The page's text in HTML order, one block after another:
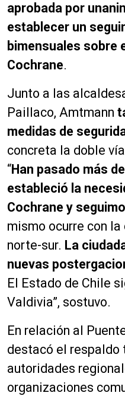
aprobada por
establecer un
bimensuales sobre
Cochrane.
Junto a las
Paillaco, Amtmann
medidas de
concreta la doble
“Han pasado más
estableció la
Cochrane y
mismo ocurre con
norte-sur. La
nuevas
El Estado de Chile
Valdivia”, sostuvo.
En relación al
destacó el respaldo
autoridades
organizaciones